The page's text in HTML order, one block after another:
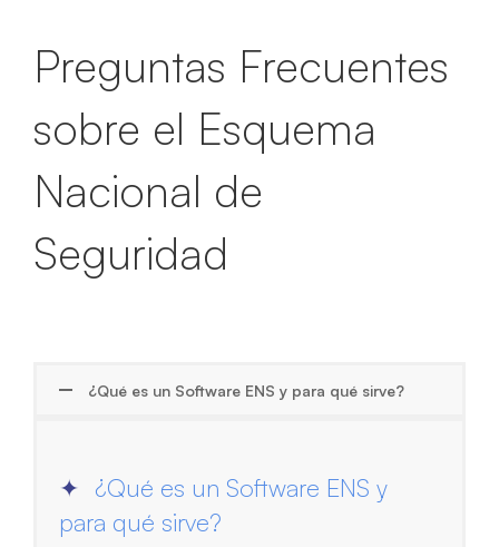
Preguntas Frecuentes
sobre el Esquema
Nacional de
Seguridad
¿Qué es un Software ENS y para qué sirve?
¿Qué es un Software ENS y
para qué sirve?